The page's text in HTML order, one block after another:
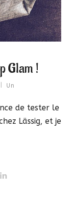
Glam !
Un
de tester le
Lässig, et je